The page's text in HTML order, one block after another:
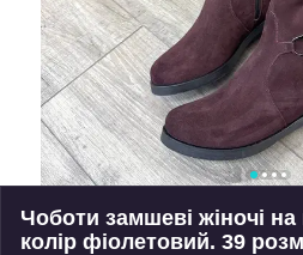
Чоботи замшеві жіночі
колір фіолетовий. 39